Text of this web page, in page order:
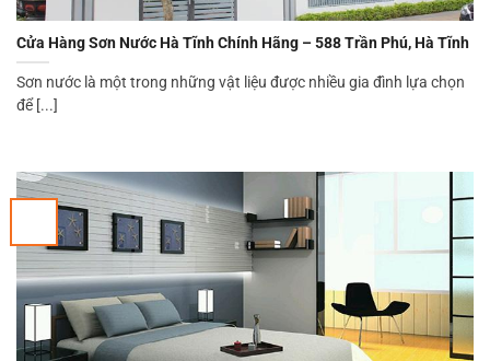
Cửa Hàng Sơn Nước Hà Tĩnh Chính Hãng – 588 Trần Phú, Hà Tĩnh
Sơn nước là một trong những vật liệu được nhiều gia đình lựa chọn
để [...]